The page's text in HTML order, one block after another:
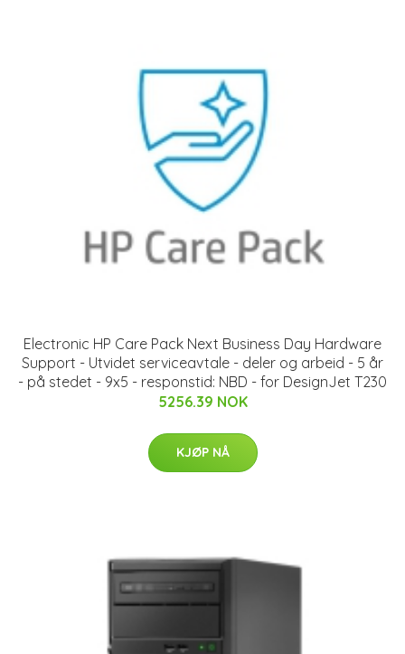
Electronic HP Care Pack Next Business Day Hardware
Support - Utvidet serviceavtale - deler og arbeid - 5 år
- på stedet - 9x5 - responstid: NBD - for DesignJet T230
5256.39 NOK
KJØP NÅ